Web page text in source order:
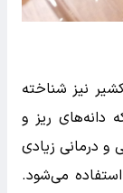
نیز شناخته
دانه‌های ریز و
و درمانی زیادی
می‌شود.